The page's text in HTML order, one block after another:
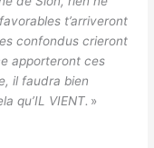
t’arriveront
confondus crieront
apporteront ces
il faudra bien
qu’IL VIENT. »